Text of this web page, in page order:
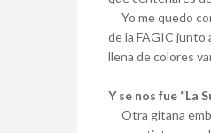
Yo me quedo
de la FAGIC junto
llena de colores
Y se nos fue “La
Otra gitana